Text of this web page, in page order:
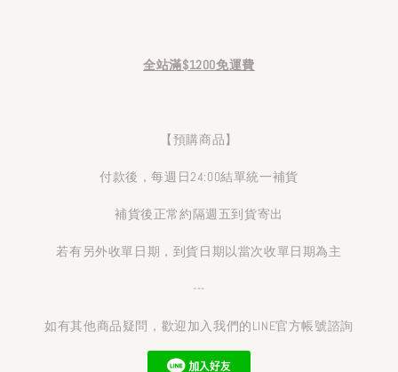
全站滿$1200免運費
【預購商品】
付款後，每週日24:00結單統一補貨
補貨後正常約隔週五到貨寄出
若有另外收單日期，到貨日期以當次收單日期為主
---
如有其他商品疑問，歡迎加入我們的LINE官方帳號諮詢